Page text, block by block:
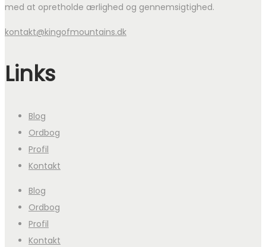
med at opretholde ærlighed og gennemsigtighed.
kontakt@kingofmountains.dk
Links
Blog
Ordbog
Profil
Kontakt
Blog
Ordbog
Profil
Kontakt